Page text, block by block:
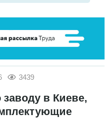
3439
в Киеве,